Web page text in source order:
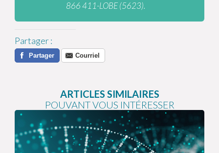
866 411-LOBE (5623).
Partager:
Partager Courriel
ARTICLES SIMILAIRES
POUVANT VOUS INTÉRESSER